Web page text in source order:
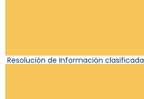
Resolución de Información clasificada